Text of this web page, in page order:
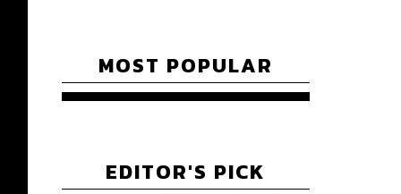
MOST POPULAR
EDITOR'S PICK